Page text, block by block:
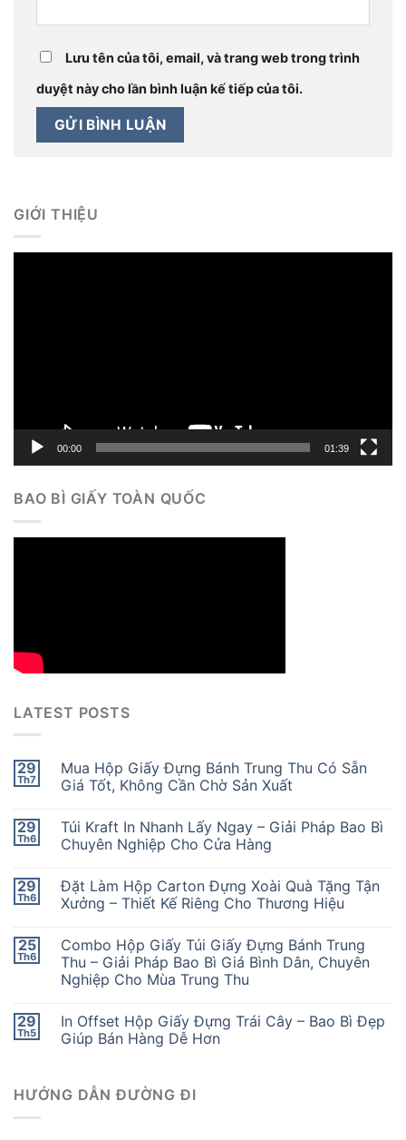
Lưu tên của tôi, email, và trang web trong trình
duyệt này cho lần bình luận kế tiếp của tôi.
GIỚI THIỆU
00:00 01:39
BAO BÌ GIẤY TOÀN QUỐC
LATEST POSTS
29
Th7
Mua Hộp Giấy Đựng Bánh Trung Thu Có Sẵn
Giá Tốt, Không Cần Chờ Sản Xuất
29
Th6
Túi Kraft In Nhanh Lấy Ngay – Giải Pháp Bao Bì
Chuyên Nghiệp Cho Cửa Hàng
29
Th6
Đặt Làm Hộp Carton Đựng Xoài Quà Tặng Tận
Xưởng – Thiết Kế Riêng Cho Thương Hiệu
25
Th6
Combo Hộp Giấy Túi Giấy Đựng Bánh Trung
Thu – Giải Pháp Bao Bì Giá Bình Dân, Chuyên
Nghiệp Cho Mùa Trung Thu
29
Th5
In Offset Hộp Giấy Đựng Trái Cây – Bao Bì Đẹp
Giúp Bán Hàng Dễ Hơn
HƯỚNG DẪN ĐƯỜNG ĐI